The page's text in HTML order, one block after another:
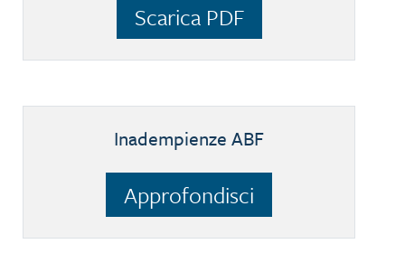
Scarica PDF
Inadempienze ABF
Approfondisci